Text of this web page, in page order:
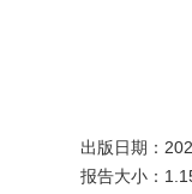
出版日期：
报告大小：